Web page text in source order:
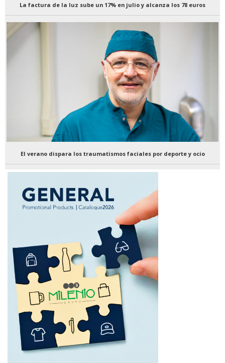
La factura de la luz sube un 17% en julio y alcanza los 78 euros
El verano dispara los traumatismos faciales por deporte y ocio